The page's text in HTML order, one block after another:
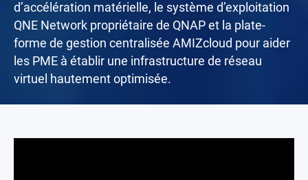
d’accélération matérielle, le système d’exploitation
QNE Network propriétaire de QNAP et la plate-
forme de gestion centralisée AMIZcloud pour aider
les PME à établir une infrastructure de réseau
virtuel hautement optimisée.